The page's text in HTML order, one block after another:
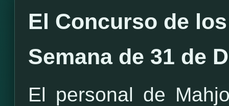
El Concurso de
Semana de 31 de
El personal de